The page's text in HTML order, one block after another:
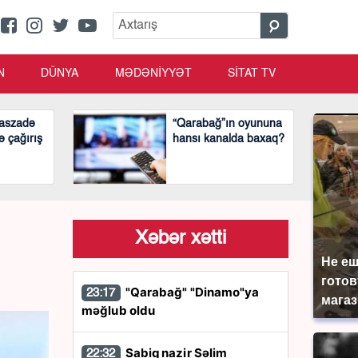
Не
DÜNYA MƏDƏNİYYƏT SİTAT TV
çağırış
“Qarabağ”ın oyununa
hansı kanalda baxaq?
Xəbər xətti
23:17
məğlub oldu
22:32